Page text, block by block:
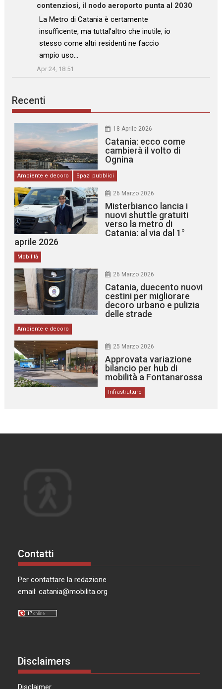
contenziosi, il nodo aeroporto punta al 2030
: “La Metro di Catania è certamente
insufficente, ma tuttal’altro che inutile, io
stesso come altri residenti ne faccio
ampio uso…
”
Apr 24, 18:51
Recenti
18 Aprile 2026
Catania: ecco come
cambierà il volto di
Ognina
Ambiente e decoro Spazi pubblici
26 Marzo 2026
Misterbianco lancia i
nuovi shuttle gratuiti
verso la metro di
Catania: al via dal 1°
aprile 2026
Mobilità
26 Marzo 2026
Catania, duecento nuovi
cestini per migliorare
decoro urbano e pulizia
delle strade
Ambiente e decoro
25 Marzo 2026
Approvata variazione
bilancio per hub di
mobilità a Fontanarossa
Infrastrutture
Contatti
Per contattare la redazione
email:catania@mobilita.org
Disclaimers